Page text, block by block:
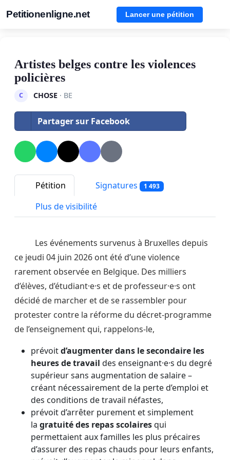
Petitionenligne.net Lancer une pétition
Artistes belges contre les violences
policières
C CHOSE· BE
Partager sur Facebook
Pétition Signatures 1 493
Plus de visibilité
Les événements survenus à Bruxelles depuis
ce jeudi 04 juin 2026 ont été d’une violence
rarement observée en Belgique. Des milliers
d’élèves, d’étudiant·e·s et de professeur·e·s ont
décidé de marcher et de se rassembler pour
protester contre la réforme du décret-programme
de l’enseignement qui, rappelons-le,
prévoitd’augmenter dans le secondaire les
heures de travail des enseignant·e·s du degré
supérieur sans augmentation de salaire –
créant nécessairement de la perte d’emploi et
des conditions de travail néfastes,
prévoit d’arrêter purement et simplement
la gratuité des repas scolairesqui
permettaient aux familles les plus précaires
d’assurer des repas chauds pour leurs enfants,